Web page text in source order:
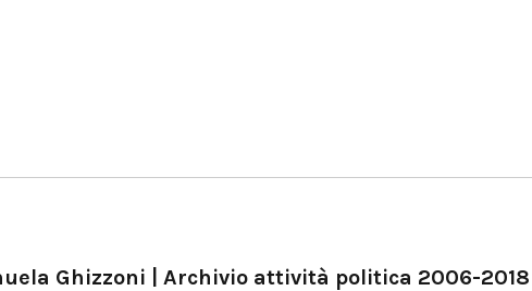
Ghizzoni | Archivio attività politica 2006-2018